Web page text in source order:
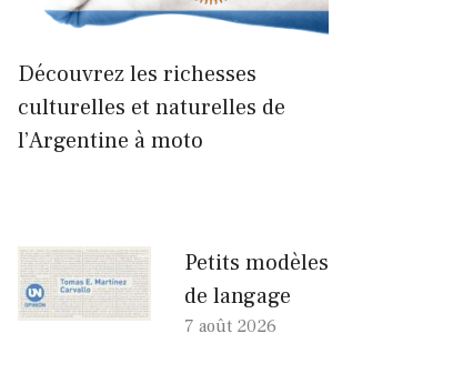
Découvrez les richesses
culturelles et naturelles de
l’Argentine à moto
Petits modèles
de langage
7 août 2026